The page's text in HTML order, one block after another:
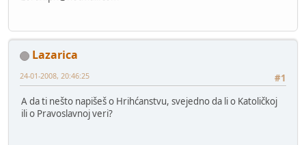
Lazarica
#1
24-01-2008, 20:46:25
A da ti nešto napišeš o Hrihćanstvu, svejedno da li o Katoličkoj
ili o Pravoslavnoj veri?